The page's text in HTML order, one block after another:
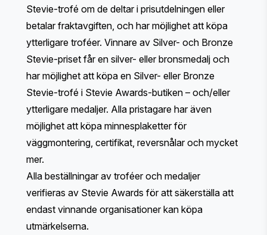
Stevie-trofé om de deltar i prisutdelningen eller
betalar fraktavgiften, och har möjlighet att köpa
ytterligare troféer. Vinnare av Silver- och Bronze
Stevie-priset får en silver- eller bronsmedalj och
har möjlighet att köpa en Silver- eller Bronze
Stevie-trofé i Stevie Awards-butiken – och/eller
ytterligare medaljer. Alla pristagare har även
möjlighet att köpa minnesplaketter för
väggmontering, certifikat, reversnålar och mycket
mer.
Alla beställningar av troféer och medaljer
verifieras av Stevie Awards för att säkerställa att
endast vinnande organisationer kan köpa
utmärkelserna.